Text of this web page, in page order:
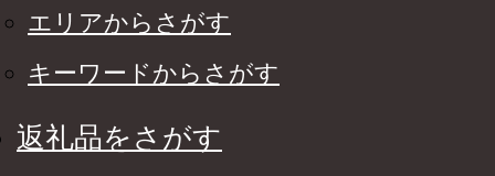
エリアからさがす
キーワードからさがす
返礼品をさがす